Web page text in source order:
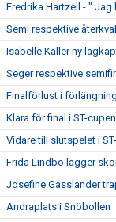
Fredrika Hartzell - " Jag
Semi respektive
Isabelle Käller ny
Seger respektive
Finalförlust i
Klara för final i ST-cupen
Vidare till slutspelet i
Frida Lindbo lägger
Josefine Gasslander
Andraplats i Snöbollen